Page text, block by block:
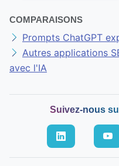
COMPARAISONS
Prompts ChatGPT
Autres applications
avec l'IA
Suivez-nous